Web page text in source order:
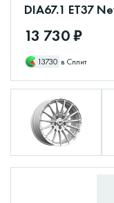
DIA67.1 ET37
13 730 ₽
13730 в Сплит